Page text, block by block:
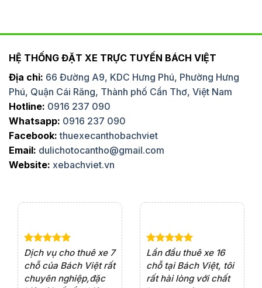
HỆ THỐNG ĐẶT XE TRỰC TUYẾN BÁCH VIỆT
Địa chỉ: 66 Đường A9, KDC Hưng Phú, Phường Hưng
Phú, Quận Cái Răng, Thành phố Cần Thơ, Việt Nam
Hotline: 0916 237 090
Whatsapp: 0916 237 090
Facebook: thuexecanthobachviet
Email: dulichotocantho@gmail.com
Website: xebachviet.vn
Dịch vụ cho thuê xe 7
chỗ của Bách Việt rất
chuyên nghiệp,đặc
Lần đầu thuê xe 16
chỗ tại Bách Việt, tôi
rất hài lòng với chất